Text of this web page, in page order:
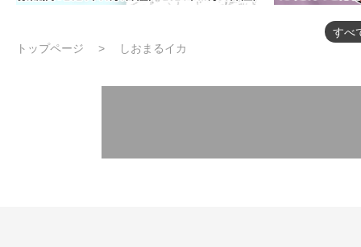
すべ
トップページ
しおまるイカ